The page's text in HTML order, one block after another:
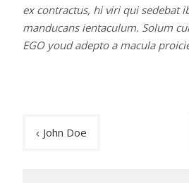
ex contractus, hi viri qui sedebat
manducans ientaculum. Solum
EGO youd adepto a macula
John Doe